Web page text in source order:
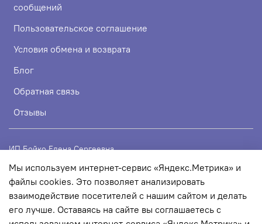
сообщений
Пользовательское соглашение
Условия обмена и возврата
Блог
Обратная связь
Отзывы
ИП Бойко Елена Сергеевна
ИНН 720319113307
ОГРНИП 324723200067956
Мы используем интернет-сервис «Яндекс.Метрика» и
файлы cookies. Это позволяет анализировать
взаимодействие посетителей с нашим сайтом и делать
его лучше. Оставаясь на сайте вы соглашаетесь с